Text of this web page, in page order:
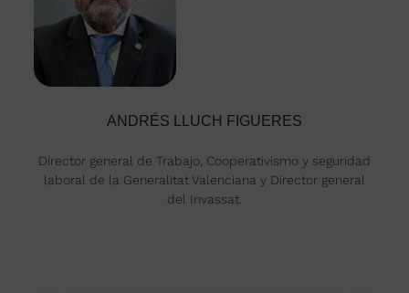
ANDRÉS LLUCH FIGUERES
Director general de Trabajo, Cooperativismo y seguridad
laboral de la Generalitat Valenciana y Director general
del Invassat.